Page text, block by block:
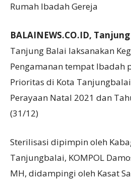
Rumah Ibadah Gereja
BALAINEWS.CO.ID,
Tanjung Balai laksanakan
Pengamanan tempat Ibadah
Prioritas di Kota
Perayaan Natal 2021 dan
(31/12)
Sterilisasi dipimpin oleh
Tanjungbalai, KOMPOL
MH, didampingi oleh Kasat